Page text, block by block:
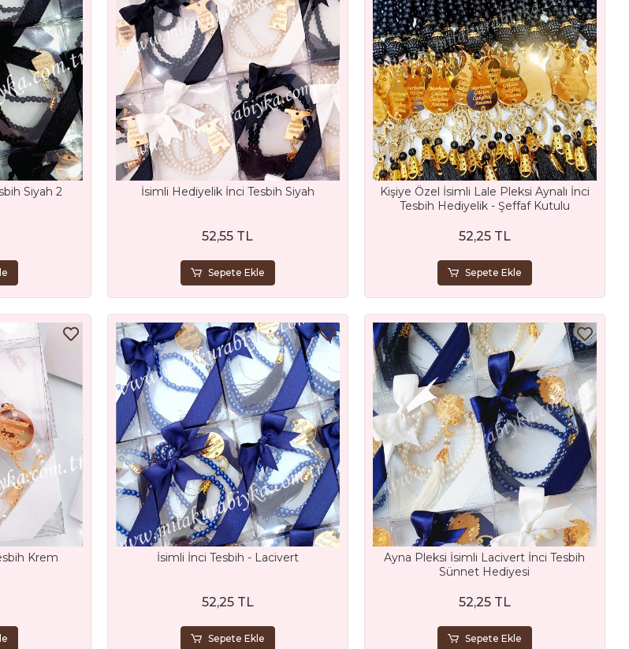
Siyah 2 İsimli Hediyelik İnci Tesbih Siyah
52,55 TL
Sepete Ekle
Kişiye Özel İsimli Lale Pleksi Aynalı İnci
Tesbih Hediyelik - Şeffaf Kutulu
52,25 TL
Sepete Ekle
Krem İsimli İnci Tesbih - Lacivert
52,25 TL
Sepete Ekle
Ayna Pleksi İsimli Lacivert İnci Tesbih
Sünnet Hediyesi
52,25 TL
Sepete Ekle